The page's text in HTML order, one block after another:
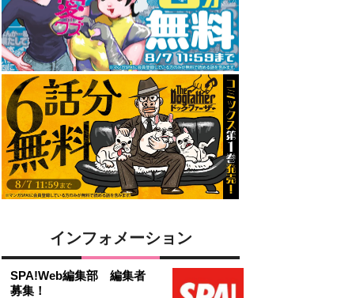
インフォメーション
SPA!Web編集部 編集者
募集！